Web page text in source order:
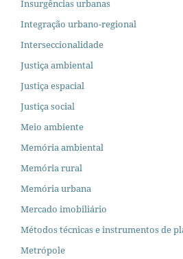
Insurgências urbanas
Integração urbano-regional
Interseccionalidade
Justiça ambiental
Justiça espacial
Justiça social
Meio ambiente
Memória ambiental
Memória rural
Memória urbana
Mercado imobiliário
Métodos técnicas e instrumentos de
Metrópole